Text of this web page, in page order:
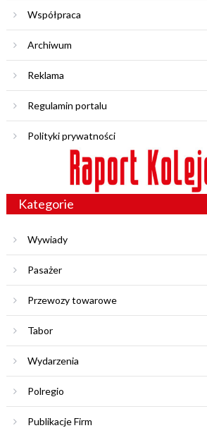
Współpraca
Archiwum
Reklama
Regulamin portalu
Polityki prywatności
Kategorie
Wywiady
Pasażer
Przewozy towarowe
Tabor
Wydarzenia
Polregio
Publikacje Firm